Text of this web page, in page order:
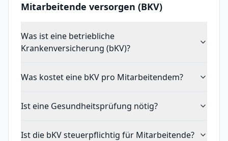
Mitarbeitende versorgen (BKV)
Was ist eine betriebliche
Krankenversicherung (bKV)?
Was kostet eine bKV pro Mitarbeitendem?
Ist eine Gesundheitsprüfung nötig?
Ist die bKV steuerpflichtig für Mitarbeitende?